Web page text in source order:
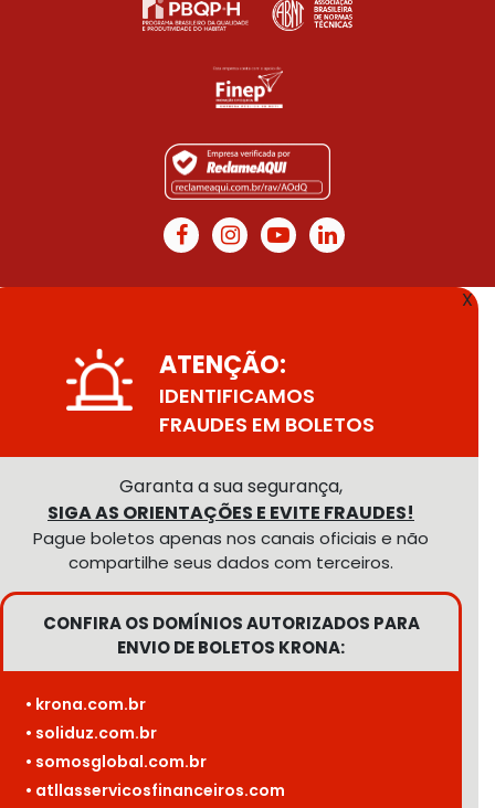
X
ATENÇÃO:
IDENTIFICAMOS
FRAUDES EM BOLETOS
Garanta a sua segurança,
SIGA AS ORIENTAÇÕES E EVITE FRAUDES!
Pague boletos apenas nos canais oficiais e não
compartilhe seus dados com terceiros.
CONFIRA OS DOMÍNIOS AUTORIZADOS PARA
ENVIO DE BOLETOS KRONA:
• krona.com.br
• soliduz.com.br
• somosglobal.com.br
• atllasservicosfinanceiros.com